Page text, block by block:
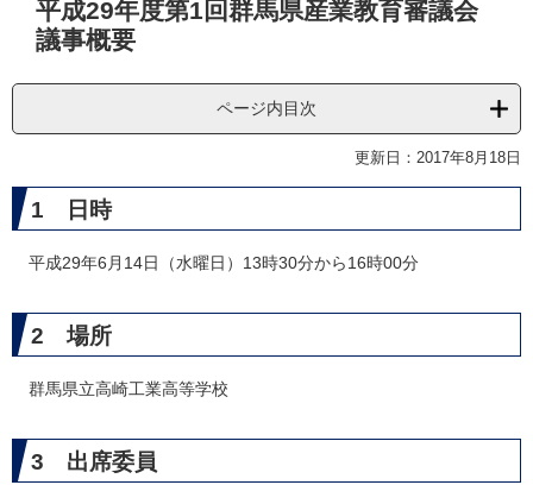
平成29年度第1回群馬県産業教育審議会
議事概要
ページ内目次
更新日：2017年8月18日
1 日時
平成29年6月14日（水曜日）13時30分から16時00分
2 場所
群馬県立高崎工業高等学校
3 出席委員